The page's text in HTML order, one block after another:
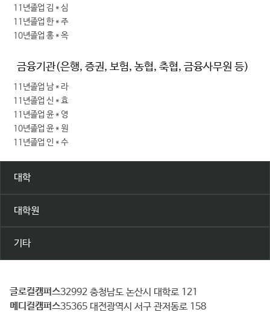
11년졸업 김＊심
11년졸업 한＊주
10년졸업 홍＊옥
금융기관(은행, 증권, 보험, 농협, 축협, 금융사무원 등)
11년졸업 남＊라
11년졸업 신＊효
11년졸업 윤＊영
10년졸업 윤＊원
11년졸업 인＊수
대학
대학원
기타
건
양
글로컬캠퍼스 32992 충청남도 논산시 대학로 121
메디컬캠퍼스 35365 대전광역시 서구 관저동로 158